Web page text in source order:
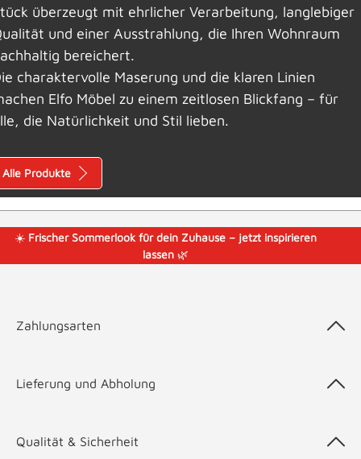
überzeugt mit ehrlicher Verarbeitung, langlebiger
und einer Ausstrahlung, die Ihren Wohnraum
bereichert.
charaktervolle Maserung und die klaren Linien
Elfo Möbel zu einem zeitlosen Blickfang – für
die Natürlichkeit und Stil lieben.
Alle Produkte
☀️ Frischer Sommerlook für dein Zuhause – jetzt inspirieren
lassen🌿
Zahlungsarten
Lieferung und Abholung
Qualität & Sicherheit